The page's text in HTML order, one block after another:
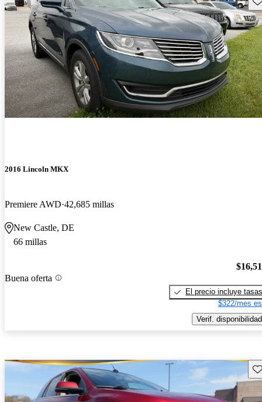
2016 Lincoln MKX
Premiere AWD 42,685 millas
New Castle, DE
66 millas
Buena oferta
El precio incluye tasas
$322/mes
Verif. disponibilidad